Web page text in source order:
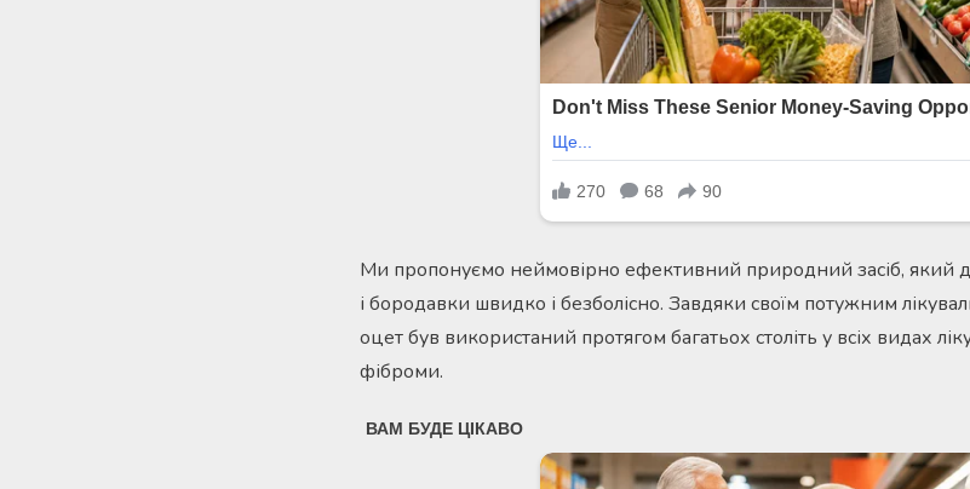
Ми пропонуємо неймовірно ефективний природний засіб, який
і бородавки швидко і безболісно. Завдяки своїм потужним
оцет був використаний протягом багатьох століть у всіх видах
фіброми.